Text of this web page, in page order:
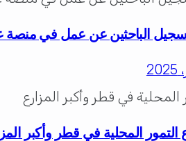
الباحثين عن عمل في منصة
التمور المحلية في قطر وأكبر